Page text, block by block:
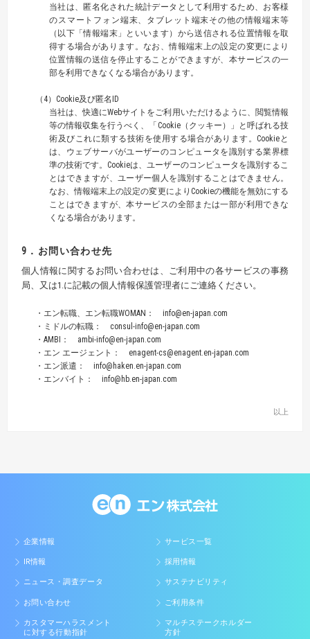
当社は、匿名化された統計データとして利用するため、お客様
のスマートフォン端末、タブレット端末その他の情報端末等
（以下「情報端末」といいます）から送信される位置情報を取
得する場合があります。なお、情報端末上の設定の変更により
位置情報の送信を停止することができますが、本サービスの一
部を利用できなくなる場合があります。
（4）Cookie及び匿名ID
当社は、快適にWebサイトをご利用いただけるように、閲覧情報
等の情報収集を行うべく、「Cookie（クッキー）」と呼ばれる技
術及びこれに類する技術を使用する場合があります。Cookieと
は、ウェブサーバがユーザーのコンピュータを識別する業界標
準の技術です。Cookieは、ユーザーのコンピュータを識別するこ
とはできますが、ユーザー個人を識別することはできません。
なお、情報端末上の設定の変更によりCookieの機能を無効にする
ことはできますが、本サービスの全部または一部が利用できな
くなる場合があります。
9．お問い合わせ先
個人情報に関するお問い合わせは、ご利用中の各サービスの事務
局、又は1.に記載の個人情報保護管理者にご連絡ください。
・エン転職、エン転職WOMAN： info@en-japan.com
・ミドルの転職： consul-info@en-japan.com
・AMBI： ambi-info@en-japan.com
・エン エージェント： enagent-cs@enagent.en-japan.com
・エン派遣： info@haken.en-japan.com
・エンバイト： info@hb.en-japan.com
以上
企業情報 サービス一覧
IR情報 採用情報
ニュース・調査データ サステナビリティ
お問い合わせ ご利用条件
カスタマーハラスメント
に対する行動指針
マルチステークホルダー
方針